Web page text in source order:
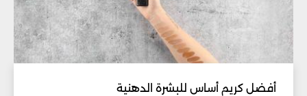
أفضل كريم أساس للبشرة الدهنية